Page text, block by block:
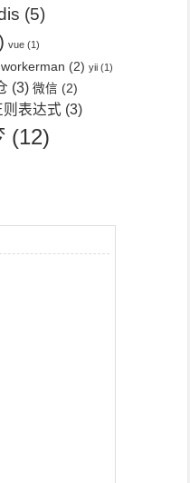
(5)
vue (1)
workerman (2) yii (1)
(3) 微信 (2)
则表达式 (3)
(12)